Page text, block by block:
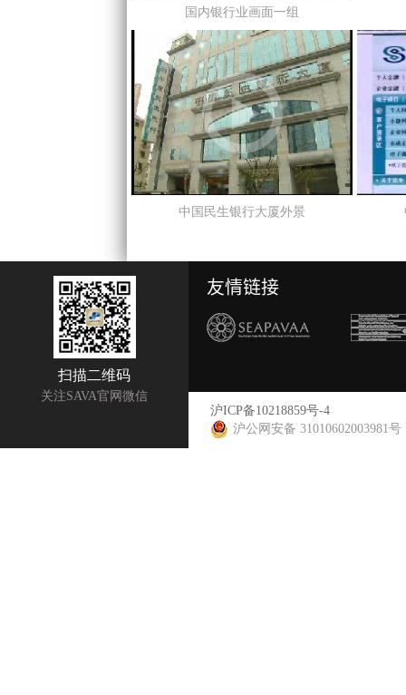
国内银行业画面一组
中国民生银行大厦外景
扫描二维码
关注SAVA官网微信
友情链接
沪ICP备10218859号-4
沪公网安备 31010602003981号